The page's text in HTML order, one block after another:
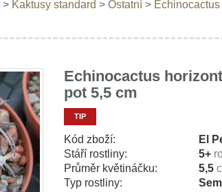
> Kaktusy standard > Ostatní>
Echinocactus
pot 5,5 cm
TIP
Kód zboží:
El
Stáří rostliny:
5+
Průměr květináčku:
5,5
Typ rostliny: